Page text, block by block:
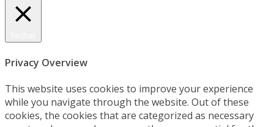
Privacy Overview
This website uses cookies to improve your experience
while you navigate through the website. Out of these
cookies, the cookies that are categorized as necessary